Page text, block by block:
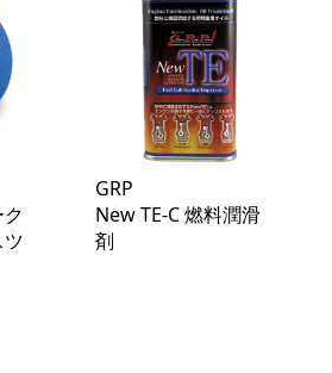
GRP
New TE-C 燃料潤滑
剤